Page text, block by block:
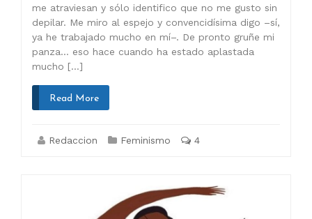
me atraviesan y sólo identifico que no me gusto sin
depilar. Me miro al espejo y convencidísima digo –sí,
ya he trabajado mucho en mí–. De pronto gruñe mi
panza… eso hace cuando ha estado aplastada
mucho […]
Read More
Redaccion Feminismo 4